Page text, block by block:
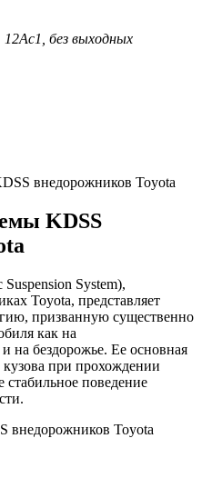
12Ас1, без выходных
внедорожников Toyota
KDSS
System),
Toyota, представляет
призванную существенно
как на
на бездорожье. Ее основная
при прохождении
стабильное поведение